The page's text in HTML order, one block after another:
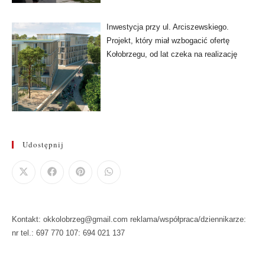
Inwestycja przy ul. Arciszewskiego.
Projekt, który miał wzbogacić ofertę
Kołobrzegu, od lat czeka na realizację
Udostępnij
Kontakt: okkolobrzeg@gmail.com reklama/współpraca/dziennikarze:
nr tel.: 697 770 107: 694 021 137